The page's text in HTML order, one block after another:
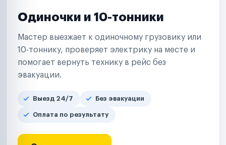
Одиночки и 10-тонники
Мастер выезжает к одиночному грузовику или
10-тоннику, проверяет электрику на месте и
помогает вернуть технику в рейс без
эвакуации.
Выезд 24/7 Без эвакуации
Оплата по результату